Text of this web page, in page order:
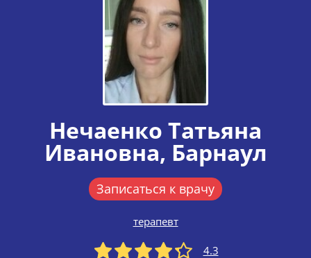
Нечаенко Татьяна
Ивановна, Барнаул
Записаться к врачу
терапевт
4.3